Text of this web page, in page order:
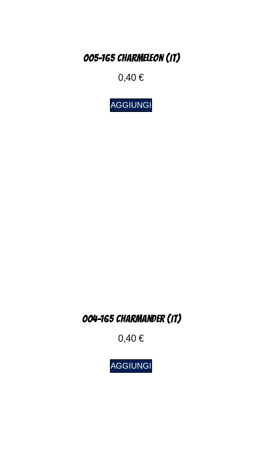
005-165 Charmeleon (IT)
0,40 €
AGGIUNGI
004-165 Charmander (IT)
0,40 €
AGGIUNGI